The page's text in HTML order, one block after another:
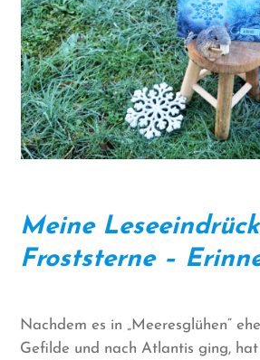
Meine
Froststerne –
Nachdem es in „Meeresglühen“
Gefilde und nach Atlantis ging,